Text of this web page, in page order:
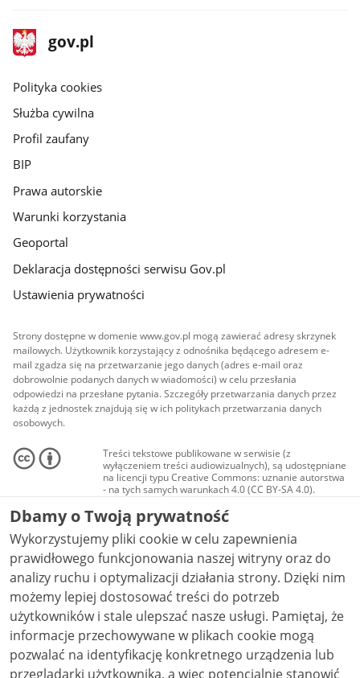
stopka
gov.pl
Strona
gov.pl
gov.pl
Polityka cookies
Służba cywilna
Profil zaufany
BIP
Prawa autorskie
Warunki korzystania
Geoportal
Deklaracja dostępności serwisu Gov.pl
Ustawienia prywatności
Strony dostępne w domenie www.gov.pl mogą zawierać adresy skrzynek
mailowych. Użytkownik korzystający z odnośnika będącego adresem e-
mail zgadza się na przetwarzanie jego danych (adres e-mail oraz
dobrowolnie podanych danych w wiadomości) w celu przesłania
odpowiedzi na przesłane pytania. Szczegóły przetwarzania danych przez
każdą z jednostek znajdują się w ich politykach przetwarzania danych
osobowych.
Treści tekstowe publikowane w serwisie (z
wyłączeniem treści audiowizualnych), są udostępniane
na licencji typu Creative Commons: uznanie autorstwa
- na tych samych warunkach 4.0 (CC BY-SA 4.0).
Materiały audiowizualne, w tym zdjęcia, materiały
audio i wideo, są udostępniane na licencji typu
Creative Commons: uznanie autorstwa użycie
niekomercyjne - bez utworów zależnych 4.0 (CC BY-
NC-ND 4.0), o ile nie jest to stwierdzone inaczej.
Dbamy o Twoją prywatność
Wykorzystujemy pliki cookie w celu zapewnienia
prawidłowego funkcjonowania naszej witryny oraz do
analizy ruchu i optymalizacji działania strony. Dzięki nim
możemy lepiej dostosować treści do potrzeb
użytkowników i stale ulepszać nasze usługi. Pamiętaj, że
informacje przechowywane w plikach cookie mogą
pozwalać na identyfikację konkretnego urządzenia lub
przeglądarki użytkownika, a więc potencjalnie stanowić